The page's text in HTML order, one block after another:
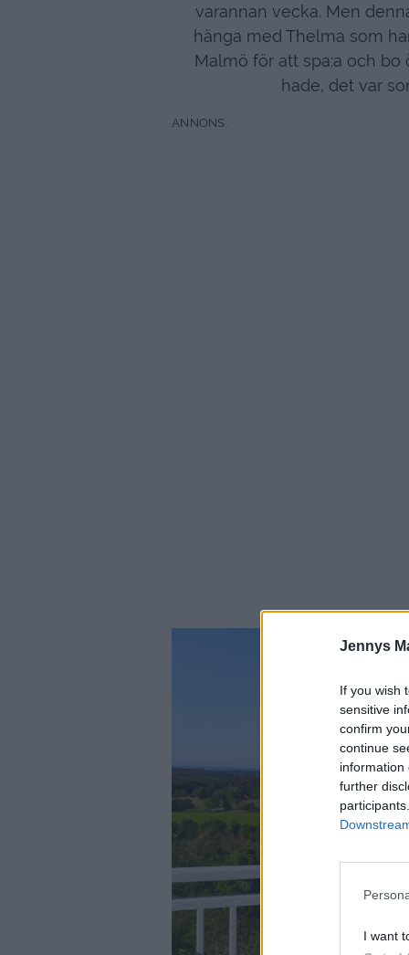
Jennys
If you wish
sensitive
confirm
continue
information
further
I want
varannan vecka. Men
hänga med Thelma som
Malmö för att spa:a och
hade, det var